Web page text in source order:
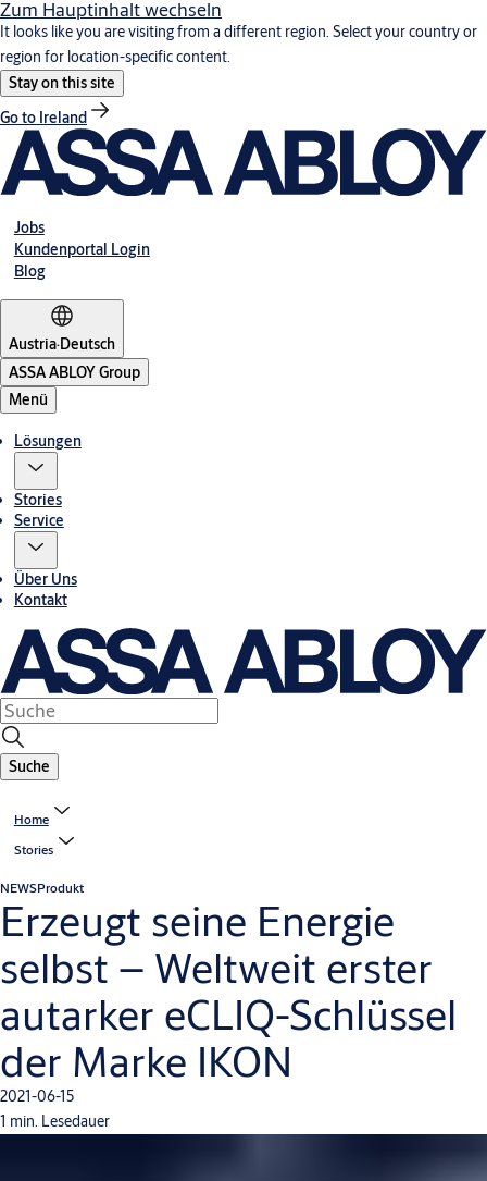
Zum Hauptinhalt wechseln
It looks like you are visiting from a different region. Select your country or
region for location-specific content.
Stay on this site
Go to Ireland
Jobs
Kundenportal Login
Blog
Austria·Deutsch
ASSA ABLOY Group
Menü
Lösungen
Stories
Service
Über Uns
Kontakt
Suche
Home
Stories
NEWSProdukt
Erzeugt seine Energie
selbst – Weltweit erster
autarker eCLIQ-Schlüssel
der Marke IKON
2021-06-15
1 min. Lesedauer